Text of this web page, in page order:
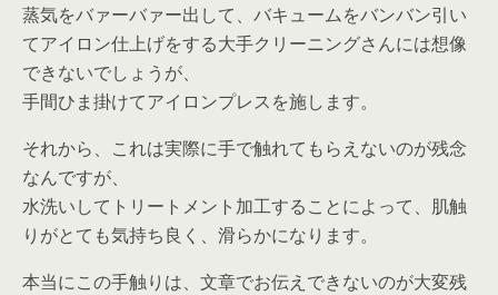
蒸気をバァーバァー出して、バキュームをバンバン引い
てアイロン仕上げをする大手クリーニングさんには想像
できないでしょうが、
手間ひま掛けてアイロンプレスを施します。
それから、これは実際に手で触れてもらえないのが残念
なんですが、
水洗いしてトリートメント加工することによって、肌触
りがとても気持ち良く、滑らかになります。
本当にこの手触りは、文章でお伝えできないのが大変残